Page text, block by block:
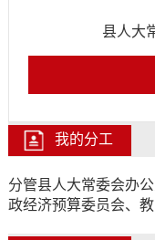
县人大
我的分工
分管县人大常委会办
政经济预算委员会、